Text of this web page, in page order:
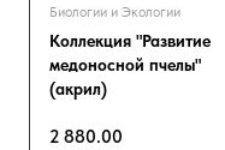
Биологии и Экологии
Коллекция "Развитие
медоносной пчелы"
(акрил)
2 880.00